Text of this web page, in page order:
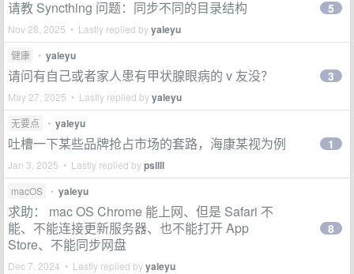
请教 Syncthing 问题：同步不同的目录结构
Nov 28, 2025 • Lastly replied byyaleyu
5
健康 • yaleyu
请问有自己或者家人患有甲状腺眼病的 v 友没？
May 27, 2025 • Lastly replied byyaleyu
3
无要点 • yaleyu
吐槽一下某些品牌抢占市场的套路，海康某视为例
Jan 3, 2025 • Lastly replied bypsllll
1
macOS • yaleyu
求助： mac OS Chrome 能上网、但是 Safari 不
能、不能连接更新服务器、也不能打开 App
Store、不能同步网盘
Dec 7, 2024 • Lastly replied byyaleyu
8